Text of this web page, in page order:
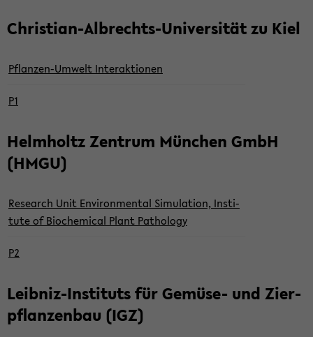
Christian-​Albrechts-Universität zu Kiel
Pflanzen-​Umwelt In­ter­ak­tio­nen
P1
Helm­holtz Zen­trum Mün­chen GmbH
(HMGU)
Re­se­arch Unit En­vi­ron­men­tal Si­mu­la­ti­on, In­sti­
tu­te of Bio­che­mi­cal Plant Pa­tho­lo­gy
P2
Leibniz-​Instituts für Gemüse-​ und Zier­
pflan­zen­bau (IGZ)